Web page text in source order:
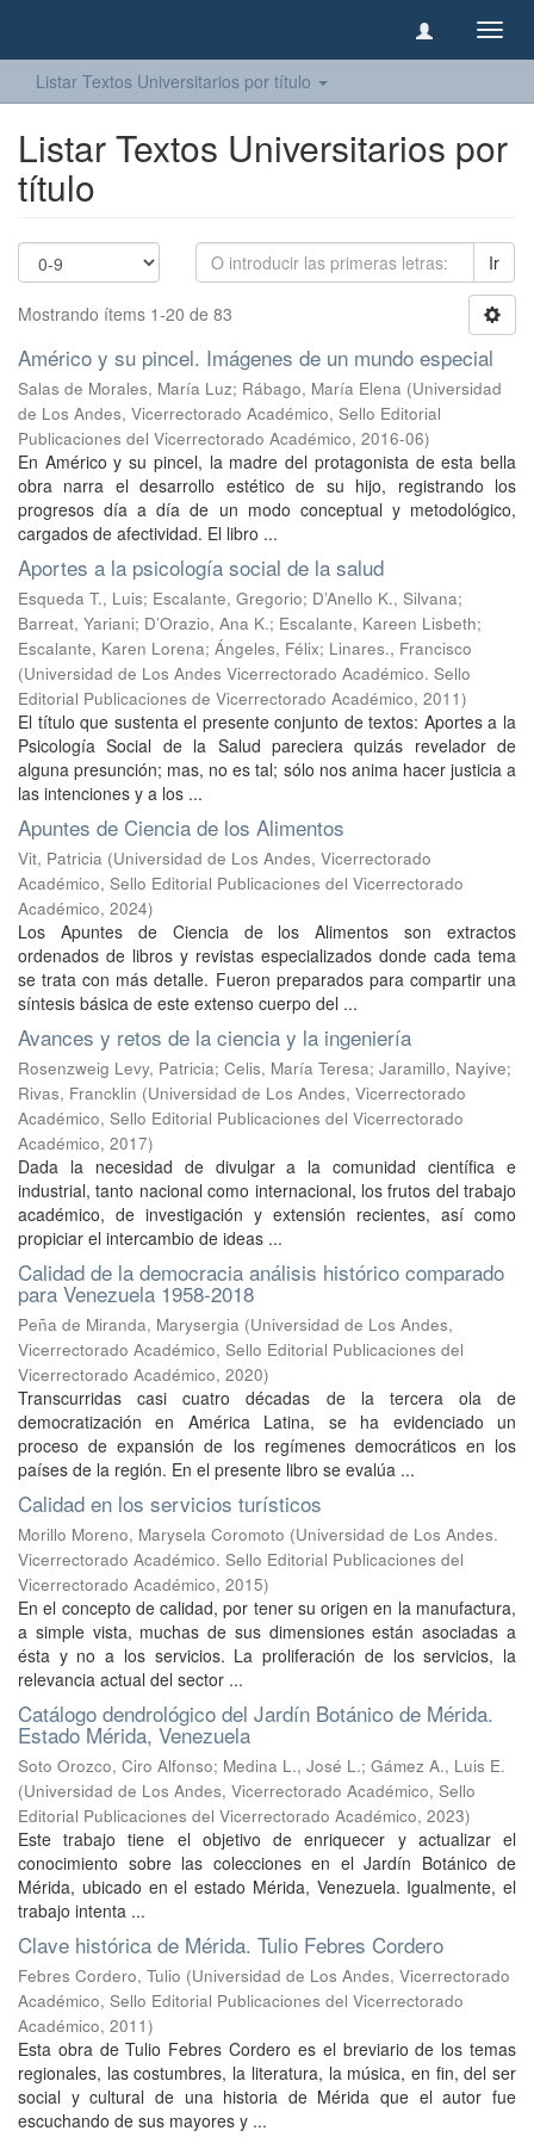
Listar Textos Universitarios por título
Listar Textos Universitarios por
título
Ir
Mostrando ítems 1-20 de 83
Américo y su pincel. Imágenes de un mundo especial
Salas de Morales, María Luz; Rábago, María Elena (Universidad
de Los Andes, Vicerrectorado Académico, Sello Editorial
Publicaciones del Vicerrectorado Académico, 2016-06)
En Américo y su pincel, la madre del protagonista de esta bella
obra narra el desarrollo estético de su hijo, registrando los
progresos día a día de un modo conceptual y metodológico,
cargados de afectividad. El libro ...
Aportes a la psicología social de la salud
Esqueda T., Luis; Escalante, Gregorio; D’Anello K., Silvana;
Barreat, Yariani; D’Orazio, Ana K.; Escalante, Kareen Lisbeth;
Escalante, Karen Lorena; Ángeles, Félix; Linares., Francisco
(Universidad de Los Andes Vicerrectorado Académico. Sello
Editorial Publicaciones de Vicerrectorado Académico, 2011)
El título que sustenta el presente conjunto de textos: Aportes a la
Psicología Social de la Salud pareciera quizás revelador de
alguna presunción; mas, no es tal; sólo nos anima hacer justicia a
las intenciones y a los ...
Apuntes de Ciencia de los Alimentos
Vit, Patricia (Universidad de Los Andes, Vicerrectorado
Académico, Sello Editorial Publicaciones del Vicerrectorado
Académico, 2024)
Los Apuntes de Ciencia de los Alimentos son extractos
ordenados de libros y revistas especializados donde cada tema
se trata con más detalle. Fueron preparados para compartir una
síntesis básica de este extenso cuerpo del ...
Avances y retos de la ciencia y la ingeniería
Rosenzweig Levy, Patricia; Celis, María Teresa; Jaramillo, Nayive;
Rivas, Francklin (Universidad de Los Andes, Vicerrectorado
Académico, Sello Editorial Publicaciones del Vicerrectorado
Académico, 2017)
Dada la necesidad de divulgar a la comunidad científica e
industrial, tanto nacional como internacional, los frutos del trabajo
académico, de investigación y extensión recientes, así como
propiciar el intercambio de ideas ...
Calidad de la democracia análisis histórico comparado
para Venezuela 1958-2018
Peña de Miranda, Marysergia (Universidad de Los Andes,
Vicerrectorado Académico, Sello Editorial Publicaciones del
Vicerrectorado Académico, 2020)
Transcurridas casi cuatro décadas de la tercera ola de
democratización en América Latina, se ha evidenciado un
proceso de expansión de los regímenes democráticos en los
países de la región. En el presente libro se evalúa ...
Calidad en los servicios turísticos
Morillo Moreno, Marysela Coromoto (Universidad de Los Andes.
Vicerrectorado Académico. Sello Editorial Publicaciones del
Vicerrectorado Académico, 2015)
En el concepto de calidad, por tener su origen en la manufactura,
a simple vista, muchas de sus dimensiones están asociadas a
ésta y no a los servicios. La proliferación de los servicios, la
relevancia actual del sector ...
Catálogo dendrológico del Jardín Botánico de Mérida.
Estado Mérida, Venezuela
Soto Orozco, Ciro Alfonso; Medina L., José L.; Gámez A., Luis E.
(Universidad de Los Andes, Vicerrectorado Académico, Sello
Editorial Publicaciones del Vicerrectorado Académico, 2023)
Este trabajo tiene el objetivo de enriquecer y actualizar el
conocimiento sobre las colecciones en el Jardín Botánico de
Mérida, ubicado en el estado Mérida, Venezuela. Igualmente, el
trabajo intenta ...
Clave histórica de Mérida. Tulio Febres Cordero
Febres Cordero, Tulio (Universidad de Los Andes, Vicerrectorado
Académico, Sello Editorial Publicaciones del Vicerrectorado
Académico, 2011)
Esta obra de Tulio Febres Cordero es el breviario de los temas
regionales, las costumbres, la literatura, la música, en fin, del ser
social y cultural de una historia de Mérida que el autor fue
escuchando de sus mayores y ...